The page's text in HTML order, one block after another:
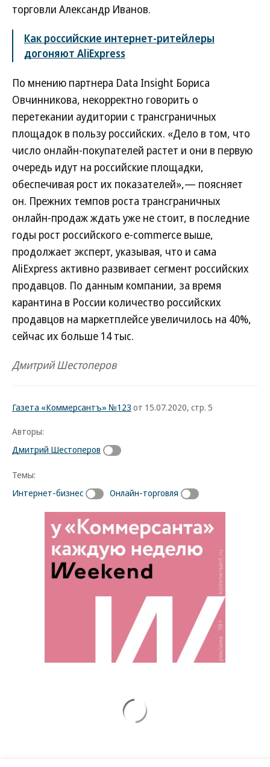
торговли Александр Иванов.
Как российские интернет-ритейлеры
догоняют AliExpress
По мнению партнера Data Insight Бориса
Овчинникова, некорректно говорить о
перетекании аудитории с трансграничных
площадок в пользу российских. «Дело в том, что
число онлайн-покупателей растет и они в первую
очередь идут на российские площадки,
обеспечивая рост их показателей»,— поясняет
он. Прежних темпов роста трансграничных
онлайн-продаж ждать уже не стоит, в последние
годы рост российского e-commerce выше,
продолжает эксперт, указывая, что и сама
AliExpress активно развивает сегмент российских
продавцов. По данным компании, за время
карантина в России количество российских
продавцов на маркетплейсе увеличилось на 40%,
сейчас их больше 14 тыс.
Дмитрий Шестоперов
Газета «Коммерсантъ» №123 от 15.07.2020, стр. 5
Авторы:
Дмитрий Шестоперов
Темы:
Интернет-бизнес
Онлайн-торговля